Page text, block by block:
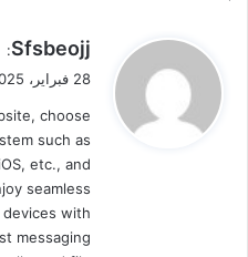
ي
ل
Sfsbeojj
:
28 فبراير، 2025 الساعة 3:29 ص
choose
such as
etc., and
seamless
devices with
messaging